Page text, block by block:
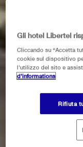
Gli hotel Libertel
Cliccando su “Accetta
cookie sul dispositivo
l'utilizzo del sito e
d'informations
Rifiuta